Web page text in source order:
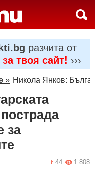
разчита от
за твоя сайт! ›››
» Никола Янков:
за
1 808
44